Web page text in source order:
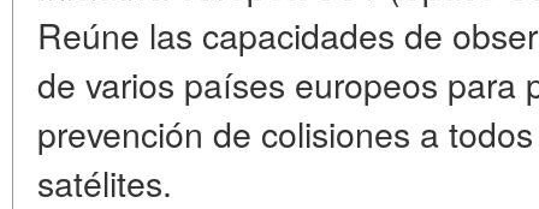
Reúne las capacidades de
de varios países europeos para
prevención de colisiones a
satélites.